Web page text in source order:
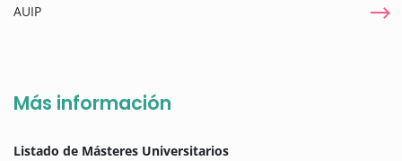
AUIP
Más información
Listado de Másteres Universitarios